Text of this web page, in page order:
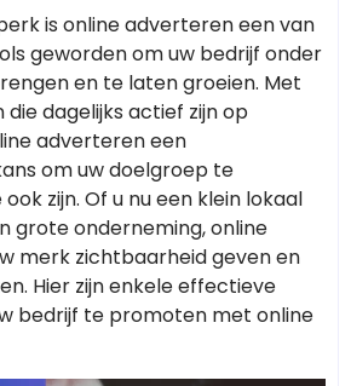
is online adverteren een van
geworden om uw bedrijf onder
en te laten groeien. Met
dagelijks actief zijn op
adverteren een
om uw doelgroep te
zijn. Of u nu een klein lokaal
grote onderneming, online
merk zichtbaarheid geven en
Hier zijn enkele effectieve
bedrijf te promoten met online